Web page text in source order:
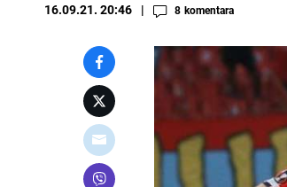
16.09.21. 20:46 8 komentara